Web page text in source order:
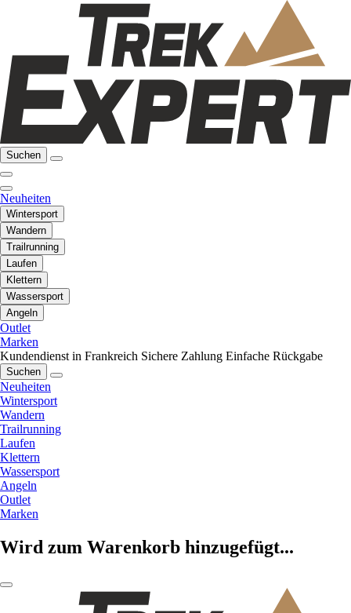
Suchen
Neuheiten
Wintersport
Wandern
Trailrunning
Laufen
Klettern
Wassersport
Angeln
Outlet
Marken
Kundendienst in Frankreich Sichere Zahlung Einfache Rückgabe
Suchen
Neuheiten
Wintersport
Wandern
Trailrunning
Laufen
Klettern
Wassersport
Angeln
Outlet
Marken
Wird zum Warenkorb hinzugefügt...